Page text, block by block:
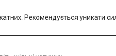
Рекомендується уникати